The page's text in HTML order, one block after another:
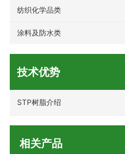
纺织化学品类
涂料及防水类
技术优势
STP树脂介绍
相关产品